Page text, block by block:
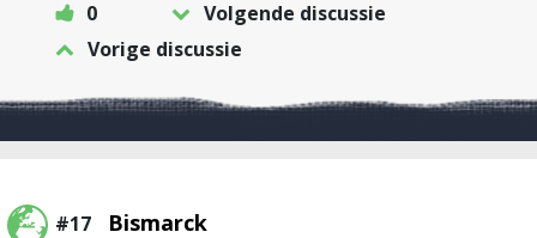
0
Volgende discussie
Vorige discussie
#17 Bismarck